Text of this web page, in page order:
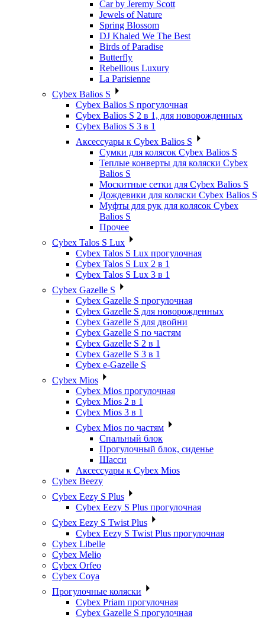
Car by Jeremy Scott
Jewels of Nature
Spring Blossom
DJ Khaled We The Best
Birds of Paradise
Butterfly
Rebellious Luxury
La Parisienne
Cybex Balios S
Cybex Balios S прогулочная
Cybex Balios S 2 в 1, для новорожденных
Cybex Balios S 3 в 1
Аксессуары к Cybex Balios S
Сумки для колясок Cybex Balios S
Теплые конверты для коляски Cybex
Balios S
Москитные сетки для Cybex Balios S
Дождевики для коляски Cybex Balios S
Муфты для рук для колясок Cybex
Balios S
Прочее
Cybex Talos S Lux
Cybex Talos S Lux прогулочная
Cybex Talos S Lux 2 в 1
Cybex Talos S Lux 3 в 1
Cybex Gazelle S
Cybex Gazelle S прогулочная
Cybex Gazelle S для новорожденных
Cybex Gazelle S для двойни
Cybex Gazelle S по частям
Cybex Gazelle S 2 в 1
Cybex Gazelle S 3 в 1
Cybex e-Gazelle S
Cybex Mios
Cybex Mios прогулочная
Cybex Mios 2 в 1
Cybex Mios 3 в 1
Cybex Mios по частям
Спальный блок
Прогулочный блок, сиденье
Шасси
Аксессуары к Cybex Mios
Cybex Beezy
Cybex Eezy S Plus
Cybex Eezy S Plus прогулочная
Cybex Eezy S Twist Plus
Cybex Eezy S Twist Plus прогулочная
Cybex Libelle
Cybex Melio
Cybex Orfeo
Cybex Coya
Прогулочные коляски
Cybex Priam прогулочная
Cybex Gazelle S прогулочная